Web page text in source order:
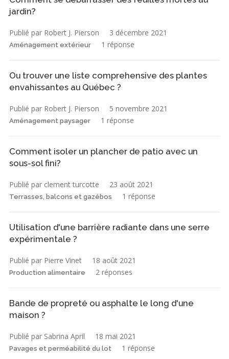
jardin?
Publié par Robert J. Pierson 3 décembre 2021
Aménagement extérieur 1 réponse
Ou trouver une liste comprehensive des plantes
envahissantes au Québec ?
Publié par Robert J. Pierson 5 novembre 2021
Aménagement paysager 1 réponse
Comment isoler un plancher de patio avec un
sous-sol fini?
Publié par clement turcotte 23 août 2021
Terrasses, balcons et gazébos 1 réponse
Utilisation d'une barrière radiante dans une serre
expérimentale ?
Publié par Pierre Vinet 18 août 2021
Production alimentaire 2 réponses
Bande de propreté ou asphalte le long d'une
maison ?
Publié par Sabrina April 18 mai 2021
Pavages et perméabilité du lot 1 réponse